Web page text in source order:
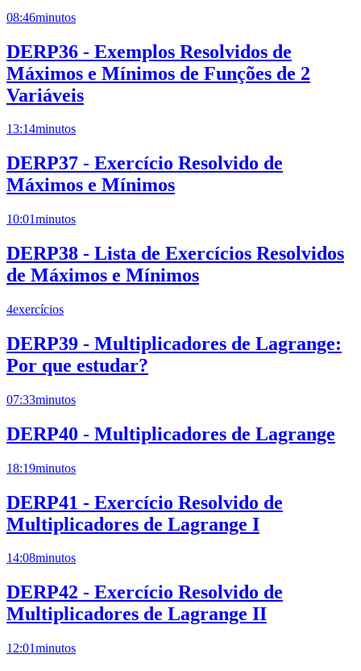
08:46minutos
DERP36 - Exemplos Resolvidos de
Máximos e Mínimos de Funções de 2
Variáveis
13:14minutos
DERP37 - Exercício Resolvido de
Máximos e Mínimos
10:01minutos
DERP38 - Lista de Exercícios Resolvidos
de Máximos e Mínimos
4exercícios
DERP39 - Multiplicadores de Lagrange:
Por que estudar?
07:33minutos
DERP40 - Multiplicadores de Lagrange
18:19minutos
DERP41 - Exercício Resolvido de
Multiplicadores de Lagrange I
14:08minutos
DERP42 - Exercício Resolvido de
Multiplicadores de Lagrange II
12:01minutos